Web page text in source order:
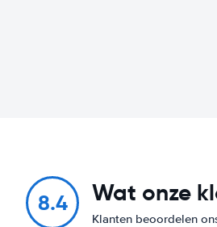
8.4 Wat onze
Klanten beoordelen